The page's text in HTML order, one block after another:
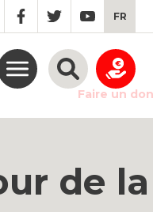
FR
Faire un don
de la